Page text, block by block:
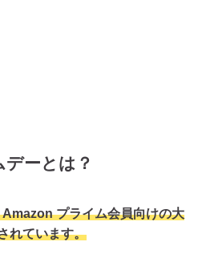
ーとは？
プライム会員向けの大
れています。